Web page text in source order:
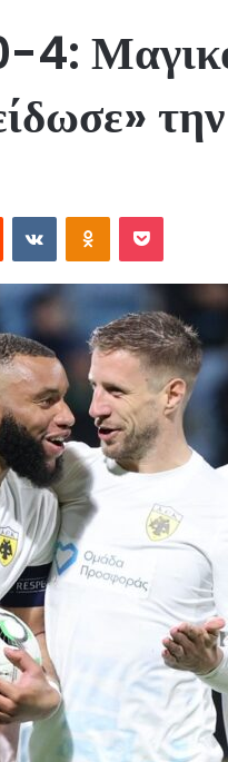
4:
Reddit VKontakteOdnoklassniki
Pocket